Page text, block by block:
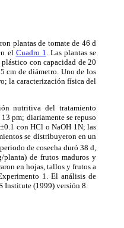
plantas de tomate de 46 d
el Cuadro 1
. Las plantas se
con capacidad de 20
cm de diámetro. Uno de los
la caracterización física del
nutritiva del tratamiento
pm; diariamente se repuso
con HCl o NaOH 1N; las
se distribuyeron en un
de cosecha duró 38 d,
de frutos maduros y
en hojas, tallos y frutos a
1. El análisis de
Institute (1999) versión 8.